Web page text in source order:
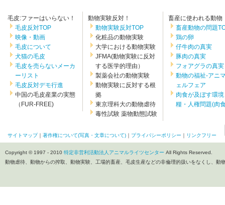
毛皮:ファーはいらない！
毛皮反対TOP
映像・動画
毛皮について
犬猫の毛皮
毛皮を売らないメーカ
ーリスト
毛皮反対デモ行進
中国の毛皮産業の実態
（FUR-FREE)
動物実験反対！
動物実験反対TOP
化粧品の動物実験
大学における動物実験
JFMA(動物実験に反対
する医学的理由）
製薬会社の動物実験
動物実験に反対する根
拠
東京理科大の動物虐待
毒性試験 薬物動態試験
畜産に使われる動物
畜産動物の問題
鶏の卵
仔牛肉の真実
豚肉の真実
フォアグラの真実
動物の福祉-アニ
ェルフェア
肉食が及ぼす環
糧・人権問題(肉
サイトマップ｜ 著作権について(写真・文章について) ｜ プライバシーポリシー ｜ リンクフリー
Copyright © 1997 - 2010 特定非営利活動法人アニマルライツセンター All Rights Reserved.
動物虐待、動物からの搾取、動物実験、工場的畜産、毛皮生産などの非倫理的扱いをなくし、